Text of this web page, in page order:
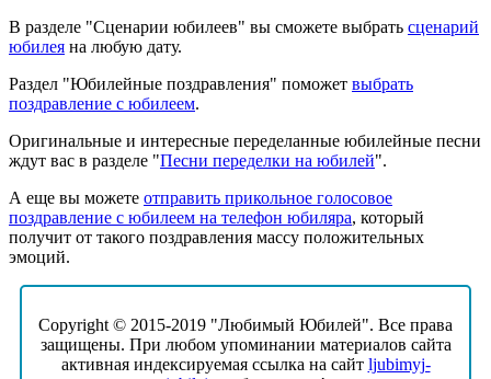
В разделе "Сценарии юбилеев" вы сможете выбрать сценарий
юбилея на любую дату.
Раздел "Юбилейные поздравления" поможет выбрать
поздравление с юбилеем.
Оригинальные и интересные переделанные юбилейные песни
ждут вас в разделе "Песни переделки на юбилей".
А еще вы можете отправить прикольное голосовое
поздравление с юбилеем на телефон юбиляра, который
получит от такого поздравления массу положительных
эмоций.
Copyright © 2015-2019 "Любимый Юбилей". Все права
защищены. При любом упоминании материалов сайта
активная индексируемая ссылка на сайт ljubimyj-